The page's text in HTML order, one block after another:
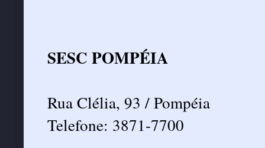
SESC POMPÉIA
Rua Clélia, 93 / Pompéia
Telefone: 3871-7700